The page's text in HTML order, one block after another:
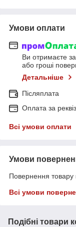
Умови оплати
Ви отримаєте
або гроші
Детальніше
Післяплата
Оплата за
Всі умови оплати
Умови
Повернення товару
Всі умови
Подібні товари